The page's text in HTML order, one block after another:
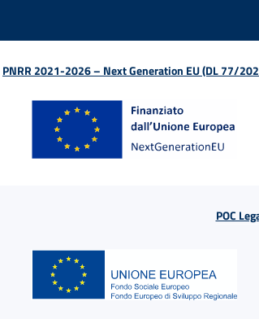
PNRR 2021-2026 – Next Generation EU (DL 77/
POC